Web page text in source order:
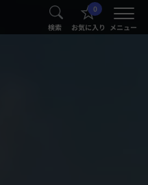
検索
0
お気に入り メニュー
®